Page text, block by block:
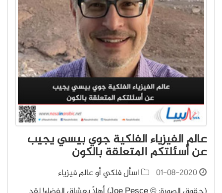
عالم الفيزياء الفلكية جوي بيسي يجيب
عن أسئلتكم المتعلقة بالكون
01-08-2020
اسأل فلكي أو عالم فيزياء